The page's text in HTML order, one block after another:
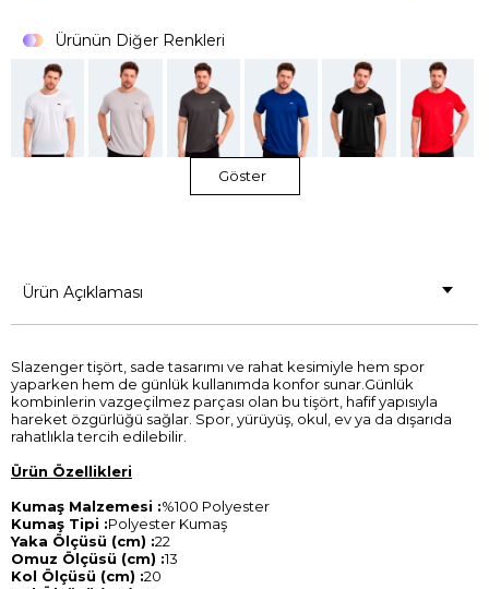
Ürünün Diğer Renkleri
Göster
Ürün Açıklaması
Slazenger tişört, sade tasarımı ve rahat kesimiyle hem spor
yaparken hem de günlük kullanımda konfor sunar.Günlük
kombinlerin vazgeçilmez parçası olan bu tişört, hafif yapısıyla
hareket özgürlüğü sağlar. Spor, yürüyüş, okul, ev ya da dışarıda
rahatlıkla tercih edilebilir.
Ürün Özellikleri
Kumaş Malzemesi :%100 Polyester
Kumaş Tipi :Polyester Kumaş
Yaka Ölçüsü (cm) :22
Omuz Ölçüsü (cm) :13
Kol Ölçüsü (cm) :20